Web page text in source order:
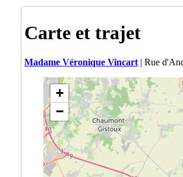
Carte et trajet
Madame Véronique Vincart | Rue
+
−